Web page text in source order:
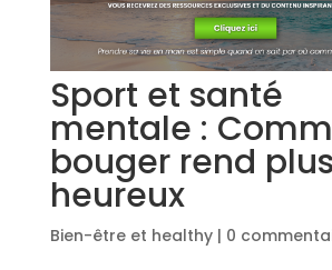
Sport et santé
mentale :
bouger rend plus
heureux
Bien-être et healthy| 0